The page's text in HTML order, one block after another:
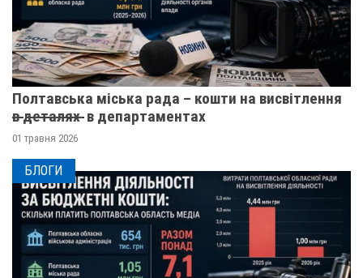
Полтавська міська рада – кошти на висвітлення
в̶ ̶д̶е̶т̶а̶л̶я̶х̶ ̶ в департаментах
01 травня 2026
БЛОГИ